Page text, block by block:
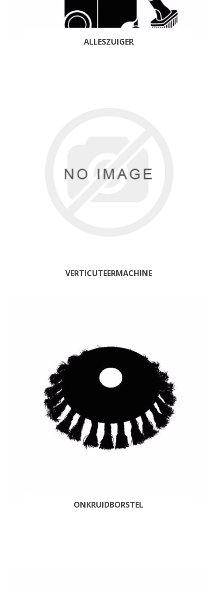
ALLESZUIGER
VERTICUTEERMACHINE
ONKRUIDBORSTEL